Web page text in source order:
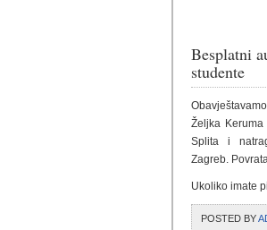
Besplatni
studente
Željka
Splita i
Zagreb.
Ukoliko imate
POSTED BY